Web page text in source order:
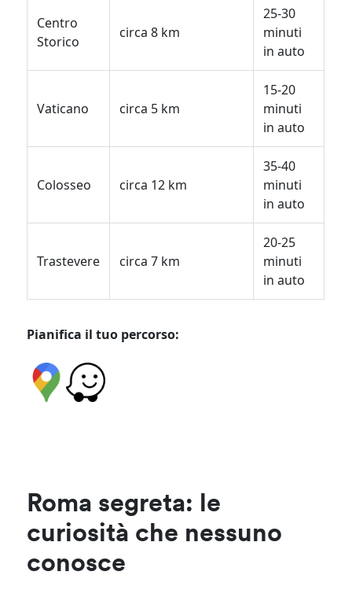
Centro
Storico
circa 8 km
25-30
minuti
in auto
Vaticano circa 5 km
15-20
minuti
in auto
Colosseo circa 12 km
35-40
minuti
in auto
Trastevere circa 7 km
20-25
minuti
in auto
Pianifica il tuo percorso:
Roma segreta: le
curiosità che nessuno
conosce